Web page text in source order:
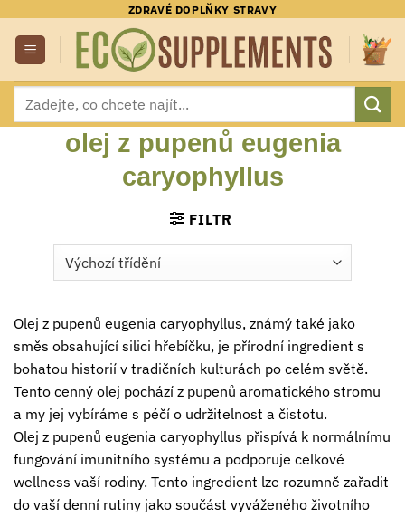
obsah
ZDRAVÉ DOPLŇKY STRAVY
Hledat:
olej z pupenů eugenia
caryophyllus
FILTR
Olej z pupenů eugenia caryophyllus, známý také jako
směs obsahující silici hřebíčku, je přírodní ingredient s
bohatou historií v tradičních kulturách po celém světě.
Tento cenný olej pochází z pupenů aromatického stromu
a my jej vybíráme s péčí o udržitelnost a čistotu.
Olej z pupenů eugenia caryophyllus přispívá k normálnímu
fungování imunitního systému a podporuje celkové
wellness vaší rodiny. Tento ingredient lze rozumně zařadit
do vaší denní rutiny jako součást vyváženého životního